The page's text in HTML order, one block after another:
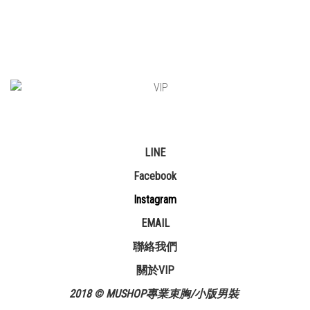
LINE
Facebook
Instagram
EMAIL
聯絡我們
關於VIP
2018 © MUSHOP專業束胸/小版男裝